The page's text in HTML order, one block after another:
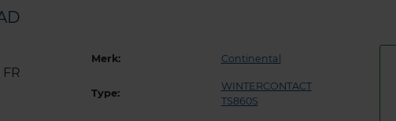
Merk: Continental
Type:
WINTERCONTACT
TS860S